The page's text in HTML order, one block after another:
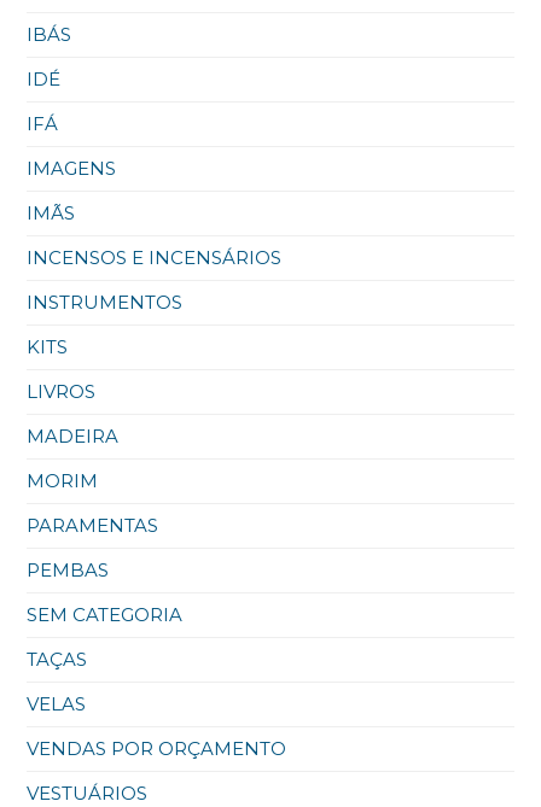
IBÁS
IDÉ
IFÁ
IMAGENS
IMÃS
INCENSOS E INCENSÁRIOS
INSTRUMENTOS
KITS
LIVROS
MADEIRA
MORIM
PARAMENTAS
PEMBAS
SEM CATEGORIA
TAÇAS
VELAS
VENDAS POR ORÇAMENTO
VESTUÁRIOS